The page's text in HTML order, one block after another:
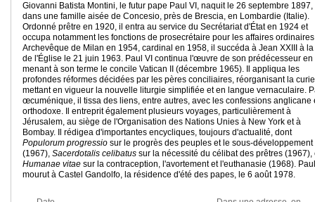
Giovanni Batista Montini, le futur pape Paul VI, naquit le 26 septembre 1897,
dans une famille aisée de Concesio, près de Brescia, en Lombardie (Italie).
Ordonné prêtre en 1920, il entra au service du Secrétariat d'État en 1924 et
occupa notamment les fonctions de prosecrétaire pour les affaires
Archevêque de Milan en 1954, cardinal en 1958, il succéda à Jean XXIII à la
de l'Église le 21 juin 1963. Paul VI continua l'œuvre de son prédécesseur en
menant à son terme le concile Vatican II (décembre 1965). Il appliqua les
profondes réformes décidées par les pères conciliaires, réorganisant la
mettant en vigueur la nouvelle liturgie simplifiée et en langue vernaculaire.
œcuménique, il tissa des liens, entre autres, avec les confessions anglicane
orthodoxe. Il entreprit également plusieurs voyages, particulièrement à
Jérusalem, au siège de l'Organisation des Nations Unies à New York et à
Bombay. Il rédigea d'importantes encycliques, toujours d'actualité, dont
Populorum progressio sur le progrès des peuples et le sous-développement
(1967), Sacerdotalis celibatus sur la nécessité du célibat des prêtres (1967),
Humanae vitae sur la contraception, l'avortement et l'euthanasie (1968).
mourut à Castel Gandolfo, la résidence d'été des papes, le 6 août 1978.